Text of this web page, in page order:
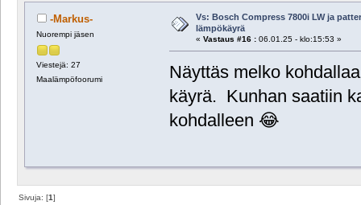
-Markus-
Nuorempi jäsen
Viestejä: 27
Maalämpöfoorumi
Vs: Bosch Compress 7800i LW ja
lämpökäyrä
« Vastaus #16 :06.01.25 - klo:15:53 »
Näyttäs melko
käyrä. Kunhan saatiin
kohdalleen 😂
Sivuja: [1]